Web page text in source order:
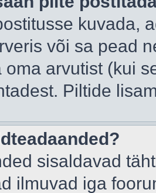
kuvada,
või sa pead
oma arvutist (kui
Piltide
sisaldavad
ilmuvad iga